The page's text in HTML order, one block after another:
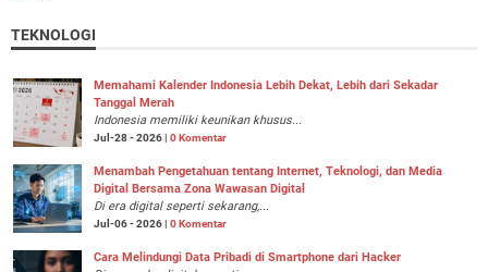
TEKNOLOGI
Memahami Kalender Indonesia Lebih Dekat, Lebih dari Sekadar
Tanggal Merah
Indonesia memiliki keunikan khusus...
Jul-28 - 2026 | 0 Komentar
Menambah Pengetahuan tentang Internet, Teknologi, dan Media
Digital Bersama Zona Wawasan Digital
Di era digital seperti sekarang,...
Jul-06 - 2026 | 0 Komentar
Cara Melindungi Data Pribadi di Smartphone dari Hacker